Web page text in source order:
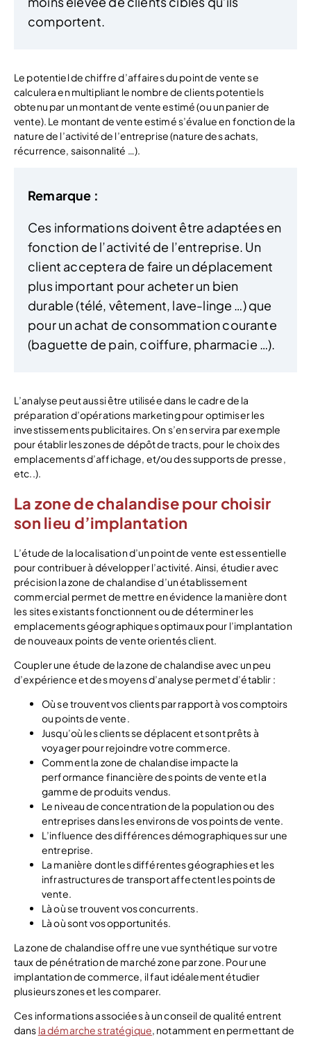
comportent.
Le potentiel de chiffre d’affaires du point de vente se
calculera en multipliant le nombre de clients potentiels
obtenu par un montant de vente estimé (ou un panier de
vente). Le montant de vente estimé s’évalue en fonction de la
nature de l’activité de l’entreprise (nature des achats,
récurrence, saisonnalité …).
Remarque :
Ces informations doivent être adaptées en
fonction de l’activité de l’entreprise. Un
client acceptera de faire un déplacement
plus important pour acheter un bien
durable (télé, vêtement, lave-linge …) que
pour un achat de consommation courante
(baguette de pain, coiffure, pharmacie …).
L’analyse peut aussi être utilisée dans le cadre de la
préparation d’opérations marketing pour optimiser les
investissements publicitaires. On s’en servira par exemple
pour établir les zones de dépôt de tracts, pour le choix des
emplacements d’affichage, et/ou des supports de presse,
etc..).
La zone de chalandise pour choisir
son lieu d’implantation
L’étude de la localisation d’un point de vente est essentielle
pour contribuer à développer l’activité. Ainsi, étudier avec
précision la zone de chalandise d’un établissement
commercial permet de mettre en évidence la manière dont
les sites existants fonctionnent ou de déterminer les
emplacements géographiques optimaux pour l’implantation
de nouveaux points de vente orientés client.
Coupler une étude de la zone de chalandise avec un peu
d’expérience et des moyens d’analyse permet d’établir :
Où se trouvent vos clients par rapport à vos comptoirs
ou points de vente.
Jusqu’où les clients se déplacent et sont prêts à
voyager pour rejoindre votre commerce.
Comment la zone de chalandise impacte la
performance financière des points de vente et la
gamme de produits vendus.
Le niveau de concentration de la population ou des
entreprises dans les environs de vos points de vente.
L’influence des différences démographiques sur une
entreprise.
La manière dont les différentes géographies et les
infrastructures de transport affectent les points de
vente.
Là où se trouvent vos concurrents.
Là où sont vos opportunités.
La zone de chalandise offre une vue synthétique sur votre
taux de pénétration de marché zone par zone. Pour une
implantation de commerce, il faut idéalement étudier
plusieurs zones et les comparer.
Ces informations associées à un conseil de qualité entrent
dans la démarche stratégique , notamment en permettant de